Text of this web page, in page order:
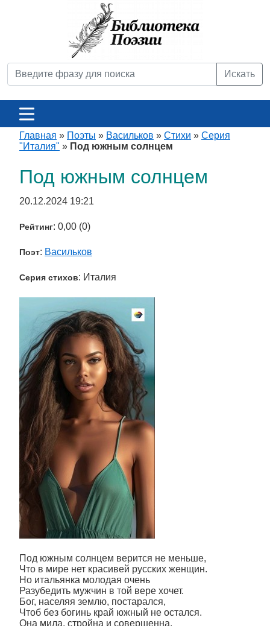
Искать
Главная » Поэты » Васильков » Стихи » Серия
"Италия" » Под южным солнцем
Под южным солнцем
20.12.2024 19:21
Рейтинг: 0,00 (0)
Поэт: Васильков
Серия стихов: Италия
Под южным солнцем верится не меньше,
Что в мире нет красивей русских женщин.
Но итальянка молодая очень
Разубедить мужчин в той вере хочет.
Бог, населяя землю, постарался,
Чтоб без богинь край южный не остался.
Она мила, стройна и совершенна.